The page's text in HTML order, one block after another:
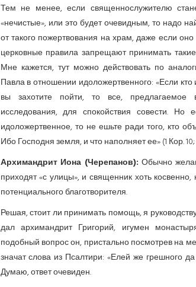
Тем не менее, если священнослужителю
«нечистые», или это будет очевидным, то надо
от такого пожертвования на храм, даже если
церковные правила запрещают принимать
Мне кажется, тут можно действовать по
Павла в отношении идоложертвенного: «Если кто
вы захотите пойти, то все, предлагаемое
исследования, для спокойствия совести. Но
идоложертвенное, то не ешьте ради того, кто
Ибо Господня земля, и что наполняет ее» (1 Кор. 10;
Архимандрит Иона (Черепанов): Обычно
приходят «с улицы», и священник хоть косвенно,
потенциального благотворителя.
Решая, стоит ли принимать помощь, я
дал архимандрит Григорий, игумен
подобный вопрос он, пристально посмотрев на
значат слова из Псалтири: «Елей же грешного
Думаю, ответ очевиден.